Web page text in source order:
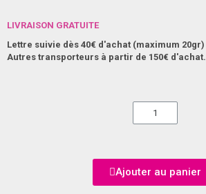
LIVRAISON GRATUITE
Lettre suivie dès 40€ d'achat (maximum 20gr)
Autres transporteurs à partir de 150€ d'achat.
Ajouter au panier